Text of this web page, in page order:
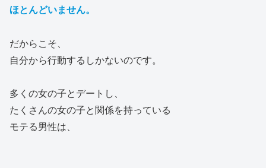
ほとんどいません。
だからこそ、
自分から行動するしかないのです。
多くの女の子とデートし、
たくさんの女の子と関係を持っている
モテる男性は、